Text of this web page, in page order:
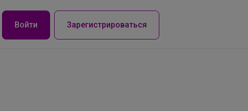
Войти Зарегистрироваться